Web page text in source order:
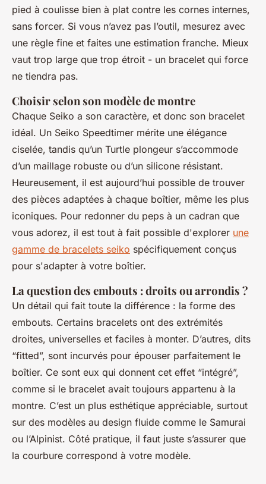
pied à coulisse bien à plat contre les cornes internes,
sans forcer. Si vous n’avez pas l’outil, mesurez avec
une règle fine et faites une estimation franche. Mieux
vaut trop large que trop étroit - un bracelet qui force
ne tiendra pas.
Choisir selon son modèle de montre
Chaque Seiko a son caractère, et donc son bracelet
idéal. Un Seiko Speedtimer mérite une élégance
ciselée, tandis qu’un Turtle plongeur s’accommode
d’un maillage robuste ou d’un silicone résistant.
Heureusement, il est aujourd’hui possible de trouver
des pièces adaptées à chaque boîtier, même les plus
iconiques. Pour redonner du peps à un cadran que
vous adorez, il est tout à fait possible d'explorer une
gamme de bracelets seiko spécifiquement conçus
pour s'adapter à votre boîtier.
La question des embouts : droits ou arrondis ?
Un détail qui fait toute la différence : la forme des
embouts. Certains bracelets ont des extrémités
droites, universelles et faciles à monter. D’autres, dits
“fitted”, sont incurvés pour épouser parfaitement le
boîtier. Ce sont eux qui donnent cet effet “intégré”,
comme si le bracelet avait toujours appartenu à la
montre. C’est un plus esthétique appréciable, surtout
sur des modèles au design fluide comme le Samurai
ou l’Alpinist. Côté pratique, il faut juste s’assurer que
la courbure correspond à votre modèle.